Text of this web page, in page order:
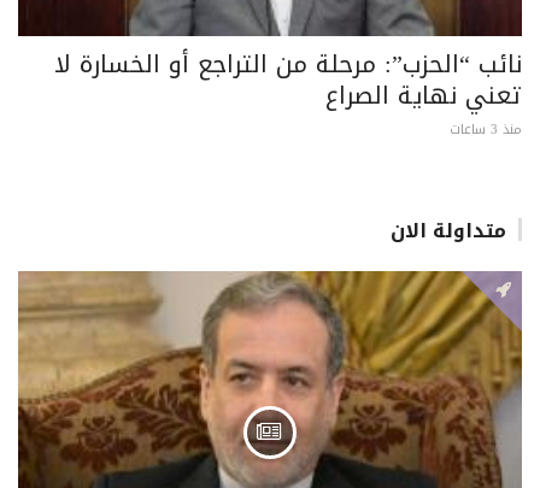
نائب “الحزب”: مرحلة من التراجع أو الخسارة لا
تعني نهاية الصراع
منذ 3 ساعات
متداولة الان